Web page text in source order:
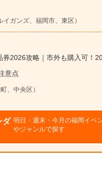
ガンズ、福岡市、東区）
券2026攻略｜市外も購入可！
意点
、中央区）
ダ 明日・週末・今月の福岡イベ
やジャンルで探す